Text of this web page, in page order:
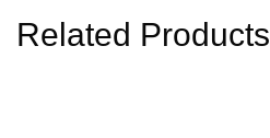
Related Products